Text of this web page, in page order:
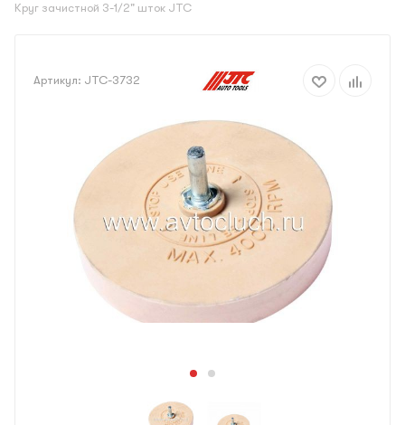
Круг зачистной 3-1/2" шток JTC
Артикул: JTC-3732